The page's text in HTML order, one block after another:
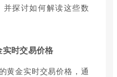
探讨如何解读这些数
时交易价格
黄金实时交易价格，通